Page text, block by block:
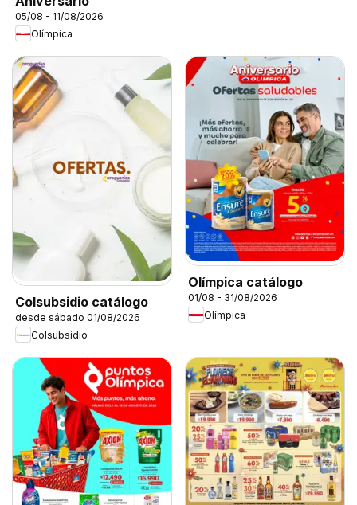
05/08 - 11/08/2026
Olímpica
Colsubsidio catálogo
desde sábado 01/08/2026
Colsubsidio
Olímpica catálogo
01/08 - 31/08/2026
Olímpica